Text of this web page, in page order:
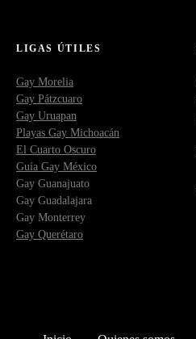
LIGAS ÚTILES
Gay Morelia
Gay Pátzcuaro
Gay Uruapan
Playas Gay Michoacán
El Cuarto Oscuro
Guía Gay México
Gay Guanajuato
Gay Guadalajara
Gay Monterrey
Gay Querétaro